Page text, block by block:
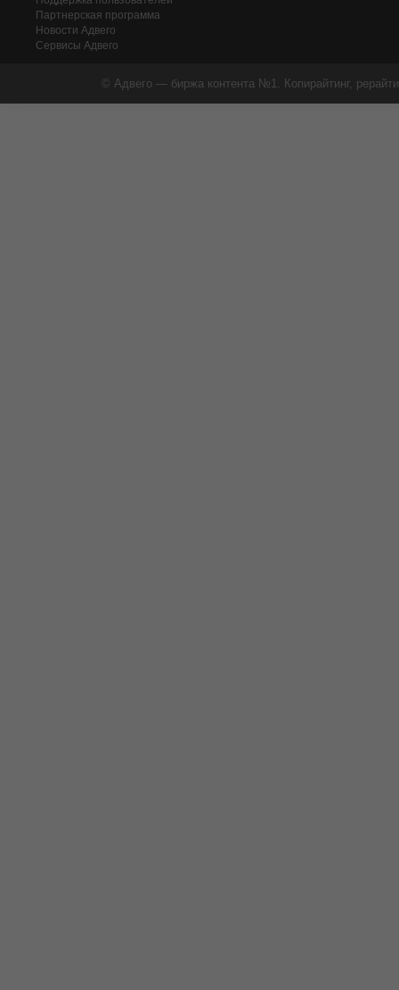
Партнерская программа
Новости Адвего
Сервисы Адвего
© Адвего — биржа контента №1. Копирайтинг,